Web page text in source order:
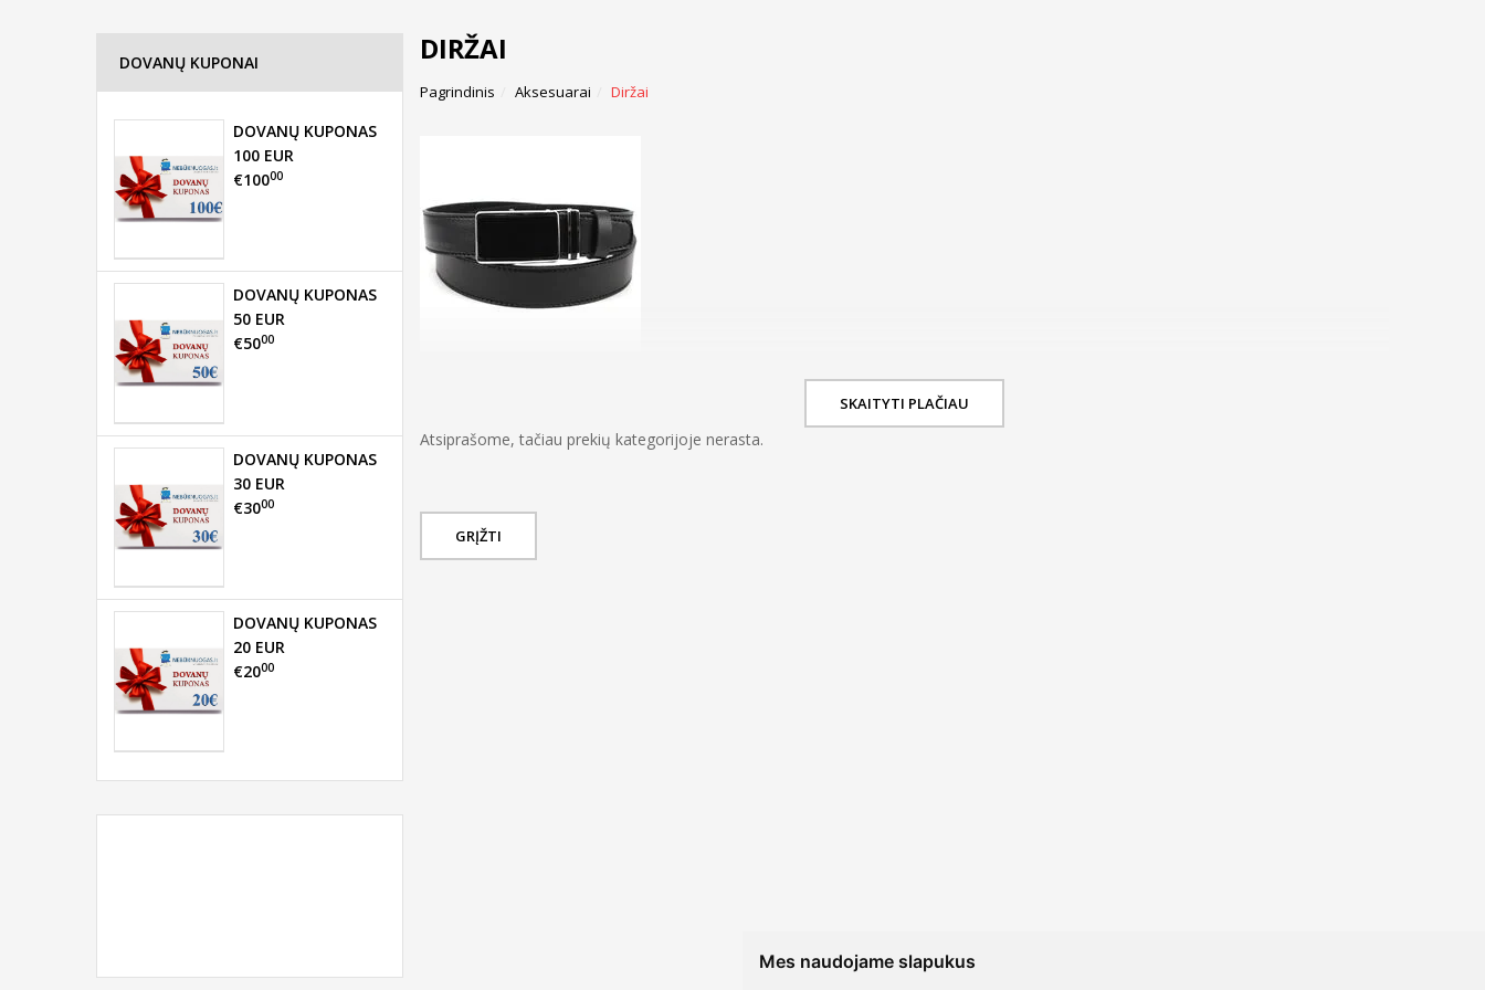
Mes naudojame slapukus
DIRŽAI
Pagrindinis Aksesuarai Diržai
SKAITYTI PLAČIAU
Atsiprašome, tačiau prekių kategorijoje nerasta.
GRĮŽTI
DOVANŲ KUPONAI
DOVANŲ KUPONAS
100 EUR
€10000
DOVANŲ KUPONAS
50 EUR
€5000
DOVANŲ KUPONAS
30 EUR
€3000
DOVANŲ KUPONAS
20 EUR
€2000